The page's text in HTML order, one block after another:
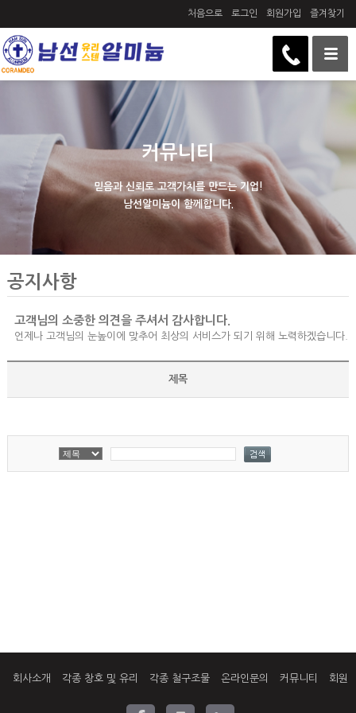
처음으로 로그인 회원가입 즐겨찾기
커뮤니티
믿음과 신뢰로 고객가치를 만드는 기업!
남선알미늄이 함께합니다.
공지사항
고객님의 소중한 의견을 주셔서 감사합니다.
언제나 고객님의 눈높이에 맞추어 최상의 서비스가 되기 위해 노력하겠습니다.
제목
회사소개 각종 창호 및 유리 각종 철구조물 온라인문의 커뮤니티 회원